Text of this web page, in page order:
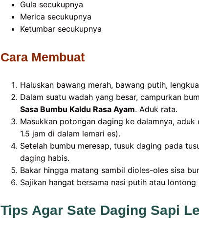
Gula secukupnya
Merica secukupnya
Ketumbar secukupnya
Cara Membuat
Haluskan bawang merah, bawang putih,
Dalam suatu wadah yang besar, campurkan
Sasa Bumbu Kaldu Rasa Ayam. Aduk rata.
Masukkan potongan daging ke dalamnya,
1.5 jam di dalam lemari es).
Setelah bumbu meresap, tusuk daging pada
daging habis.
Bakar hingga matang sambil dioles-oles sisa
Sajikan hangat bersama nasi putih atau
Tips Agar Sate Daging Sapi